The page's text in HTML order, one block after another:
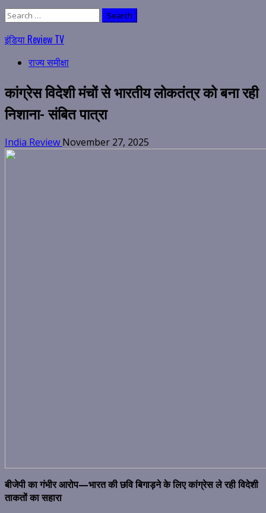
Search
इंडिया Review TV
राज्य समीक्षा
कांग्रेस विदेशी मंचों से भारतीय लोकतंत्र को बना रही
निशाना- संबित पात्रा
India Review November 27, 2025
बीजेपी का गंभीर आरोप—भारत की छवि बिगाड़ने के लिए कांग्रेस ले रही विदेशी
ताकतों का सहारा